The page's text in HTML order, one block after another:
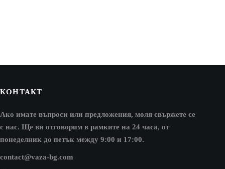
КОНТАКТ
Ако имате въпроси или предложения, моля свържете се
с нас. Ще ви отговорим в рамките на 24 часа, от
понеделник до петък между 9:00 и 17:00.
contact@vaza-bg.com